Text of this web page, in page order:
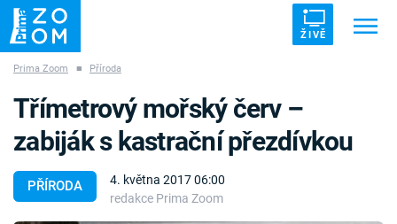
ŽIVĚ
ZÁHADY VETŘELCI DÁVNOVĚKU
Prima Zoom ■ Příroda
PŘÍRODA
4. května 2017 06:00
redakce Prima Zoom
Třímetrový mořský červ –
zabiják s kastrační přezdívkou